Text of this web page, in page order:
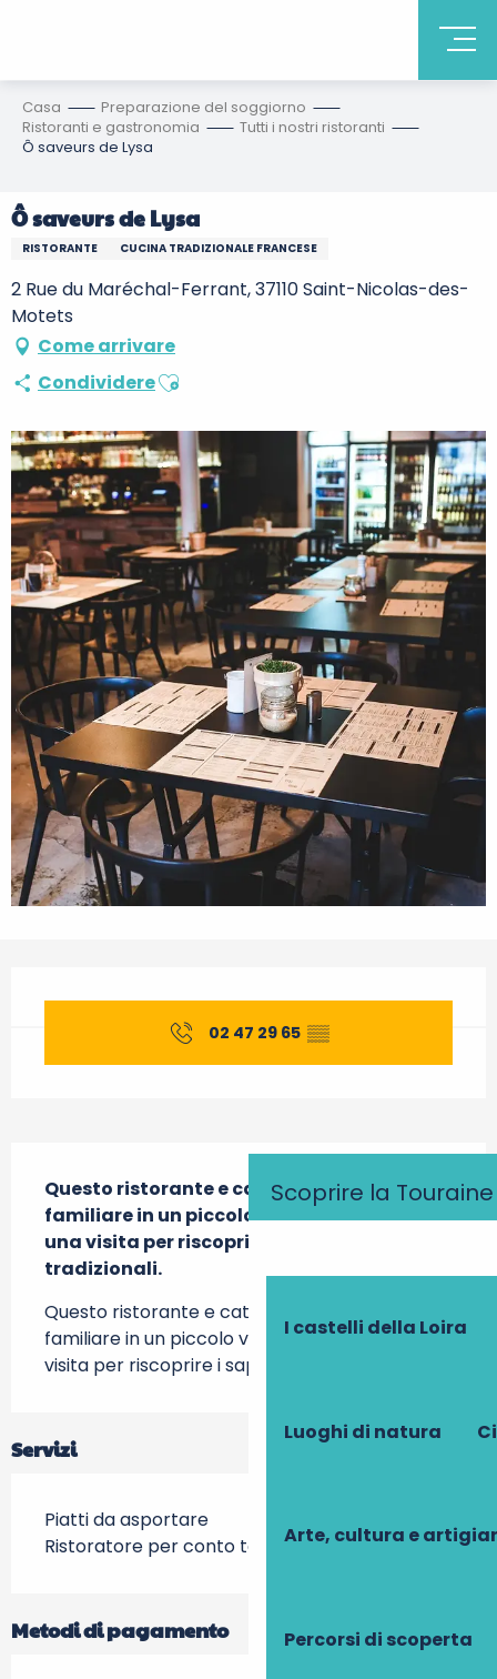
Scoprire la Touraine
I castelli della Loira
Luoghi di natura
Arte, cultura e
Percorsi di scoperta
Casa
Preparazione del soggiorno
Ristoranti e gastronomia
Tutti i nostri ristoranti
Ô saveurs de Lysa
Ô saveurs de Lysa
RISTORANTE CUCINA TRADIZIONALE FRANCESE
2 Rue du Maréchal-Ferrant, 37110 Saint-Nicolas-des-
Motets
Come arrivare
CondividereAjouter aux favoris
02 47 29 65 ▒▒
Questo ristorante e catering a conduzione
familiare in un piccolo villaggio merita
una visita per riscoprire i sapori
tradizionali.
Questo ristorante e catering a conduzione
familiare in un piccolo villaggio merita una
visita per riscoprire i sapori tradizionali.
Servizi
Piatti da asportare
Ristoratore per conto terzi
Metodi di pagamento